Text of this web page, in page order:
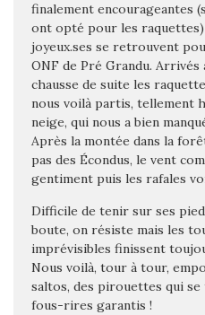
finalement encourageantes
ont opté pour les
joyeux.ses se retrouvent
ONF de Pré Grandu.
chausse de suite les
nous voilà partis, tellement
neige, qui nous a bien
Après la montée dans la
pas des Écondus, le vent
gentiment puis les rafales
Difficile de tenir sur ses
boute, on résiste mais les
imprévisibles finissent
Nous voilà, tour à tour,
saltos, des pirouettes qui se
fous-rires garantis !